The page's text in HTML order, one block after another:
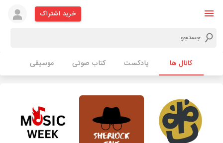
خرید اشتراک
کانال ها پادکست کتاب صوتی موسیقی